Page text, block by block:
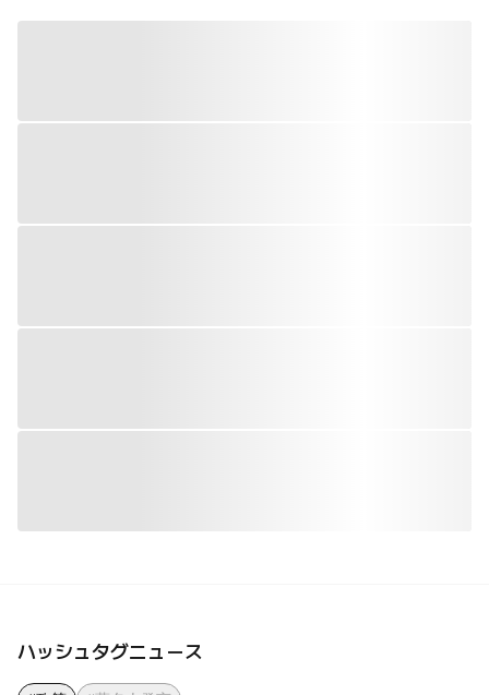
ハッシュタグニュース